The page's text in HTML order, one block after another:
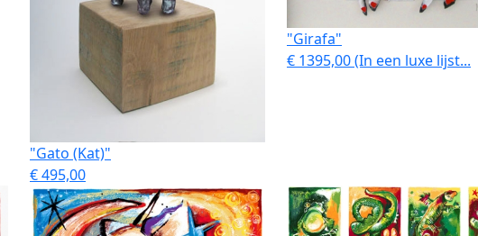
"Gato (Kat)"
€ 495,00
"Girafa"
€ 1395,00 (In een luxe lijst...